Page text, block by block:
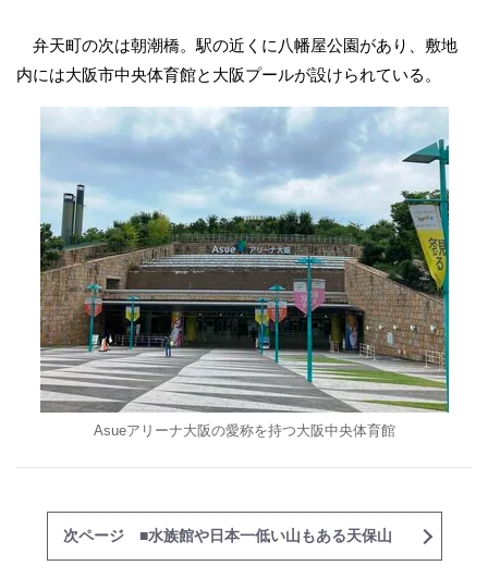
弁天町の次は朝潮橋。駅の近くに八幡屋公園があり、敷地
内には大阪市中央体育館と大阪プールが設けられている。
Asueアリーナ大阪の愛称を持つ大阪中央体育館
次ページ ■水族館や日本一低い山もある天保山